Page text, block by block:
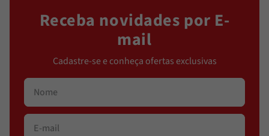
Receba novidades por E-
mail
Cadastre-se e conheça ofertas exclusivas